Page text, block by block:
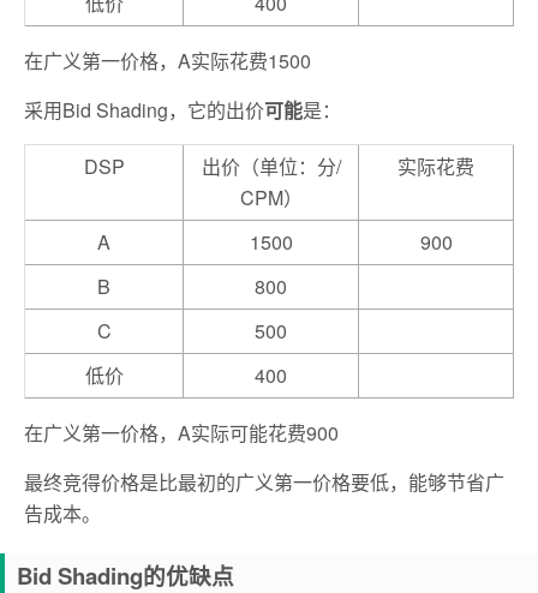
在广义第一价格，A实际花费1500
采用Bid Shading，它的出价可能是：
DSP
出价（单位：分/
CPM）
实际花费
A 1500
900
B
800
C
500
低价
400
在广义第一价格，A实际可能花费900
最终竞得价格是比最初的广义第一价格要低，能够节省广
告成本。
Bid Shading的优缺点